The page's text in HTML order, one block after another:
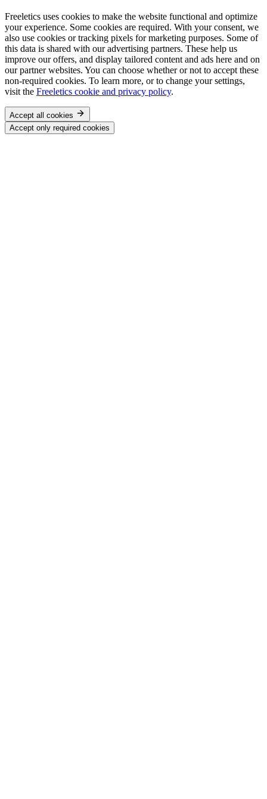
Freeletics uses cookies to make the website functional and optimize
your experience. Some cookies are required. With your consent, we
also use cookies or tracking pixels for marketing purposes. Some of
this data is shared with our advertising partners. These help us
improve our offers, and display tailored content and ads here and on
our partner websites. You can choose whether or not to accept these
non-required cookies. To learn more, or to change your settings,
visit the Freeletics cookie and privacy policy.
Accept all cookies
Accept only required cookies